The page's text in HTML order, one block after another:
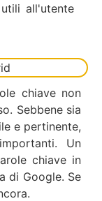
all'utente
chiave non
Sebbene sia
e pertinente,
Un
chiave in
di Google. Se